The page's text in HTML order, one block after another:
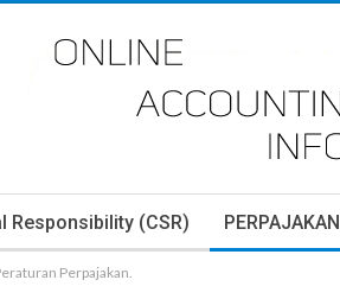
Responsibility (CSR) PERPAJAKAN
Perpajakan.